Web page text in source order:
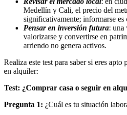
Medellín y Cali, el precio del
significativamente; informarse es
Pensar en inversión futura: una
valorizarse y convertirse en
arriendo no genera activos.
Realiza este test para saber si eres apto
en alquiler:
Test: ¿Comprar casa o seguir en
Pregunta 1: ¿Cuál es tu situación